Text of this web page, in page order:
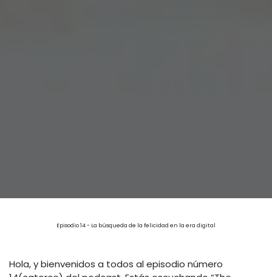
Episodio 14 - La búsqueda de la felicidad en la era digital
Hola, y bienvenidos a todos al episodio número